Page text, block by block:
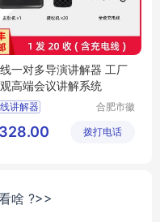
一对多导演讲解器 工厂
高端会议讲解系统
讲解器
器
合肥市徽
技有限公
328.00 拨打电话
啥 ?>>